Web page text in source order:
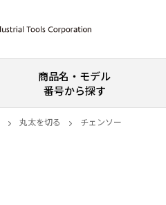
商品名・モデル
番号から探す
丸太を切る チェンソー